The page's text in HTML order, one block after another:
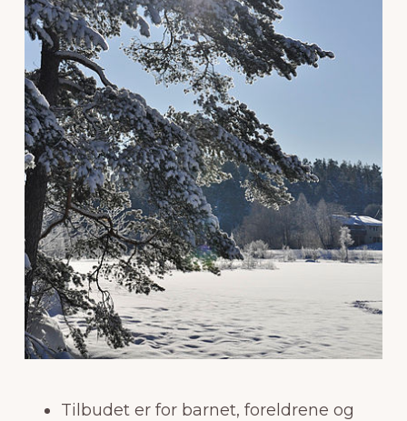
Tilbudet er for barnet, foreldrene og